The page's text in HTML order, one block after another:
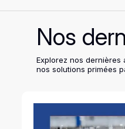
Nos
Explorez nos
nos solutions primées